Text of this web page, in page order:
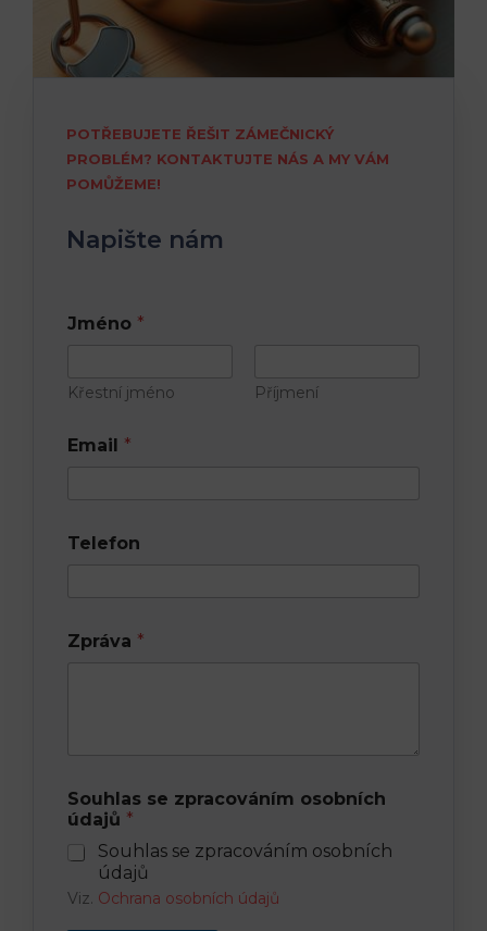
POTŘEBUJETE ŘEŠIT ZÁMEČNICKÝ
PROBLÉM? KONTAKTUJTE NÁS A MY VÁM
POMŮŽEME!
Napište nám
Jméno *
Křestní jméno Příjmení
Email *
Telefon
Zpráva *
Souhlas se zpracováním osobních
údajů *
Souhlas se zpracováním osobních
údajů
Viz. Ochrana osobních údajů